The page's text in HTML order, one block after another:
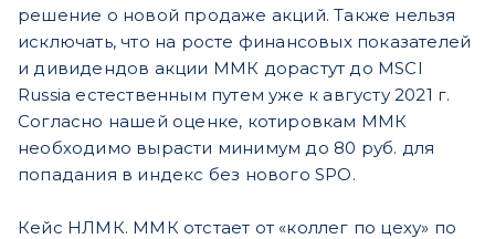
решение о новой продаже акций. Также нельзя
исключать, что на росте финансовых показателей
и дивидендов акции ММК дорастут до MSCI
Russia естественным путем уже к августу 2021 г.
Согласно нашей оценке, котировкам ММК
необходимо вырасти минимум до 80 руб. для
попадания в индекс без нового SPO.
Кейс НЛМК. ММК отстает от «коллег по цеху» по